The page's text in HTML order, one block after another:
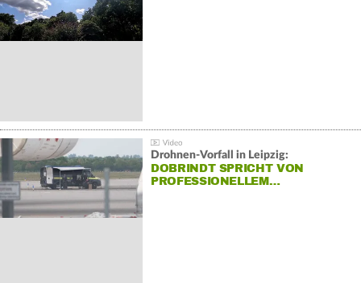
Drohnen-Vorfall in Leipzig:
DOBRINDT SPRICHT VON
PROFESSIONELLEM…